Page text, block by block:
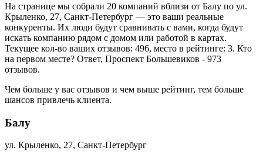
На странице мы собрали 20 компаний вблизи от Балу по ул.
Крыленко, 27, Санкт-Петербург — это ваши реальные
конкуренты. Их люди будут сравнивать с вами, когда будут
искать компанию рядом с домом или работой в картах.
Текущее кол-во ваших отзывов: 496, место в рейтинге: 3. Кто
на первом месте? Ответ, Проспект Большевиков - 973
отзывов.
Чем больше у вас отзывов и чем выше рейтинг, тем больше
шансов привлечь клиента.
Балу
ул. Крыленко, 27, Санкт-Петербург